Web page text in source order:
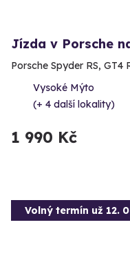
Jízda v Porsche
Porsche Spyder RS, GT4
Vysoké Mýto
(+ 4 další lokality)
1 990 Kč
Volný termín už 12.